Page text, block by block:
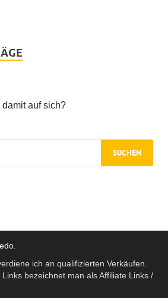
damit auf sich?
.
ich an qualifizierten Verkäufen.
bezeichnet man als Affiliate Links /